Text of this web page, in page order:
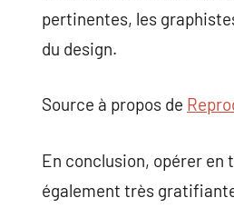
pertinentes, les
du design.
Source à propos de
En conclusion, opérer
également très